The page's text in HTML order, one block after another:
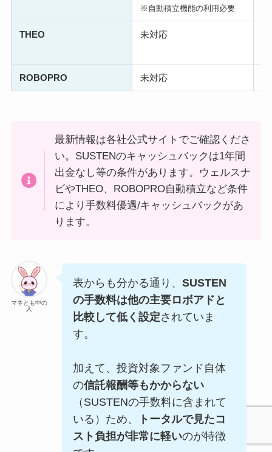
※自動積立機能の利用必要
THEO 未対応
ROBOPRO 未対応
最新情報は各社公式サイトでご確認くださ
い。SUSTENのキャッシュバックは1年間
出金なし等の条件があります。ウェルスナ
ビやTHEO、ROBOPRO自動積立など条件
により手数料優遇/キャッシュバックがあ
ります。
マネとも中の
人
表からも分かる通り、 SUSTEN
の手数料は他の主要ロボアドと
比較して低く設定されていま
す。
加えて、投資対象ファンド自体
の信託報酬等もかからない
（SUSTENの手数料に含まれて
いる）ため、
トータルで見たコ
スト負担が非常に軽いのが特徴